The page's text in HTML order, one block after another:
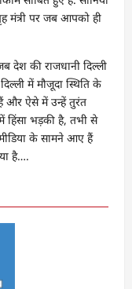
मंत्री पर जब आपको ही
देश की राजधानी दिल्ली
में मौजूदा स्थिति के
हैं और ऐसे में उन्हें तुरंत
हिंसा भड़की है, तभी से
के सामने आए हैं
है….